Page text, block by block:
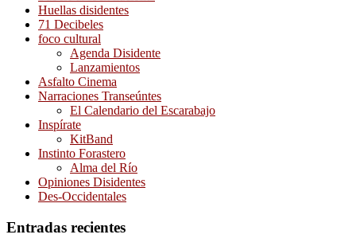
Huellas disidentes
71 Decibeles
foco cultural
Agenda Disidente
Lanzamientos
Asfalto Cinema
Narraciones Transeúntes
El Calendario del Escarabajo
Inspírate
KitBand
Instinto Forastero
Alma del Río
Opiniones Disidentes
Des-Occidentales
Entradas recientes